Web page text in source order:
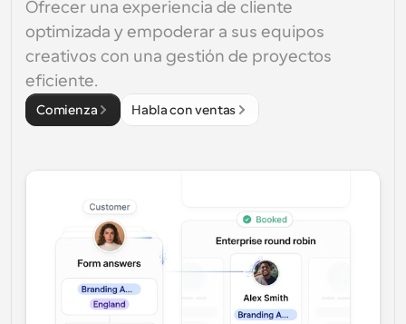
Ofrecer una experiencia de cliente
optimizada y empoderar a sus equipos
creativos con una gestión de proyectos
eficiente.
Comienza Habla con ventas